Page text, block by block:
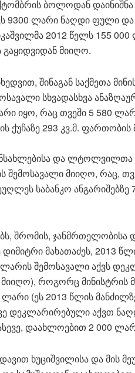
ბოლოდან დაინიშნა
9300 ლარი ნაღდი ფული
2012 წელს 155
მიიღო.
შინაგან საქმეთა
სხვადასხვა
იყო, რაც თვეში 5 580
ქუჩაზე 293 კვ.მ. ფართობის
და ლტოლვილთა
შემოსავალი მიიღო, რაც,
საბანკო
შრომის,
მახათაძეს, 2013
შემოსავალი აქვს
მიიღო), როგორც მინისტრის
(ეს 2013 წლის
დეკლარირებული აქვთ
დაახლოებით 2 000
ხუციშვილისა და მის